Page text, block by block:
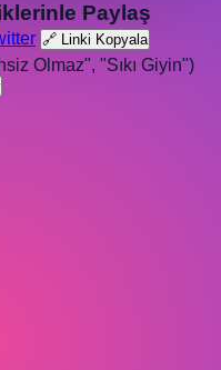
Paylaş
🔗 Linki Kopyala
Olmaz", "Sıkı Giyin")